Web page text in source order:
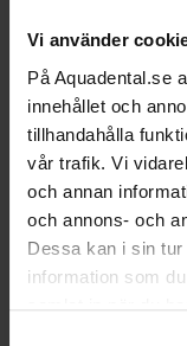
Vi använder
På Aquadental.se
innehållet och
tillhandahålla
vår trafik. Vi
och annan
och annons- och
Dessa kan i sin
information som
samlat in när du